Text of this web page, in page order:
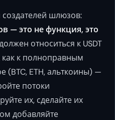
шлюзов:
— это не функция, это
относиться к USDT
как к полноправным
(BTC, ETH, альткоины) —
потоки
их, сделайте их
добавляйте